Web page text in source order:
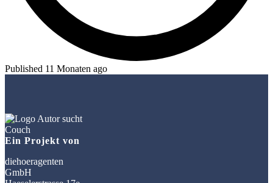
Published 11 Monaten ago
Ein Projekt von
diehoeragenten
GmbH